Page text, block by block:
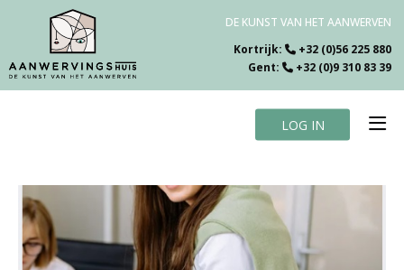
DE KUNST VAN HET AANWERVEN
Kortrijk:
+32 (0)56 225 880
Gent:
+32 (0)9 310 83 39
Vacatures
Specialiteiten
Testimonials
LOG IN